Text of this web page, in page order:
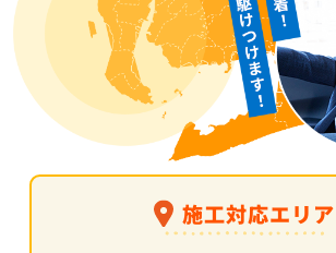
施工対応エリア